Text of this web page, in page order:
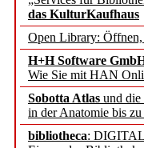
das KulturKaufhaus
Open Library:
H+H Software
Wie Sie mit HAN
Sobotta Atlas und die
in der Anatomie bis
bibliotheca:
des
jedem
DFG